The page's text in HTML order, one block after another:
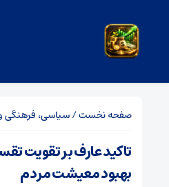
صفحه نخست/سیاسی، فرهنگی
تاکید عارف بر تقویت
بهبود معیشت مردم